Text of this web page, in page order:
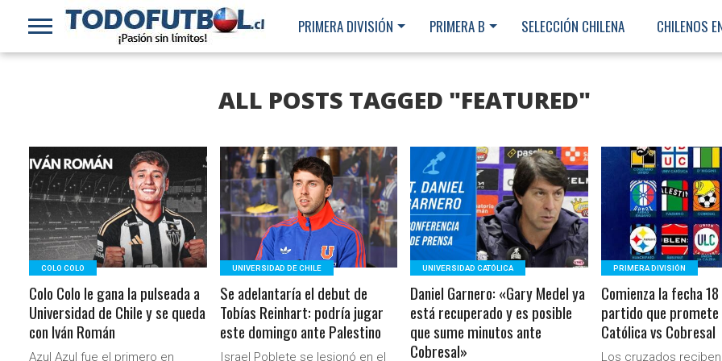
PRIMERA DIVISIÓN PRIMERA B SELECCIÓN CHILENA CHILENOS
ALL POSTS TAGGED "FEATURED"
LEER MÁS
COLO COLO
Colo Colo le gana la pulseada a
Universidad de Chile y se queda
con Iván Román
Azul Azul fue el primero en
LEER MÁS
UNIVERSIDAD DE CHILE
Se adelantaría el debut de
Tobías Reinhart: podría jugar
este domingo ante Palestino
Israel Poblete se lesionó en el
LEER MÁS
UNIVERSIDAD CATÓLICA
Daniel Garnero: «Gary Medel ya
está recuperado y es posible
que sume minutos ante
Cobresal»
LEER MÁS
PRIMERA DIVISIÓN
Comienza la fecha
partido que promete
Católica vs Cobresal
Los cruzados
Ministerio Secretaría